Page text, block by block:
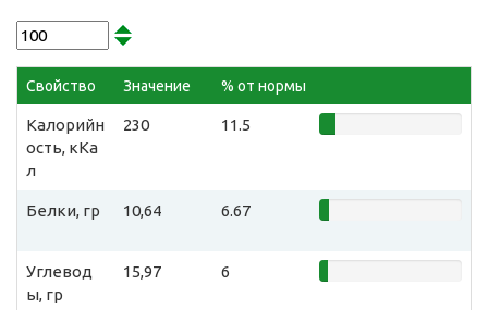
Свойство Значение % от нормы
Калорийн
ость, кКа
л
230 11.5
Белки, гр 10,64 6.67
Углевод
ы, гр
15,97 6